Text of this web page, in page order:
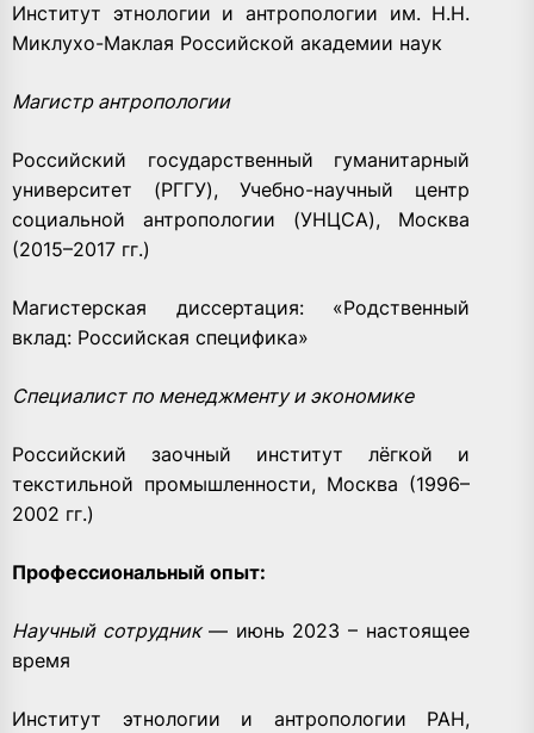
Институт этнологии и антропологии им. Н.Н.
Миклухо-Маклая Российской академии наук
Магистр антропологии
Российский государственный гуманитарный
университет (РГГУ), Учебно-научный центр
социальной антропологии (УНЦСА), Москва
(2015–2017 гг.)
Магистерская диссертация: «Родственный
вклад: Российская специфика»
Специалист по менеджменту и экономике
Российский заочный институт лёгкой и
текстильной промышленности, Москва (1996–
2002 гг.)
Профессиональный опыт:
Научный сотрудник — июнь 2023 – настоящее
время
Институт этнологии и антропологии РАН,